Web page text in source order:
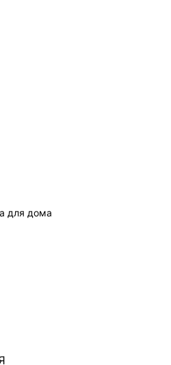
для дома
ШЕРСТЬЮ 5358227612-39